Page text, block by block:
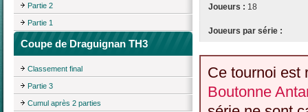
Partie 2
Partie 1
Coupe de Draguignan TH3
Classement final
Partie 3
Cumul après 2 parties
Joueurs : 18
Joueurs par série :
Ce tournoi est
Boutonne